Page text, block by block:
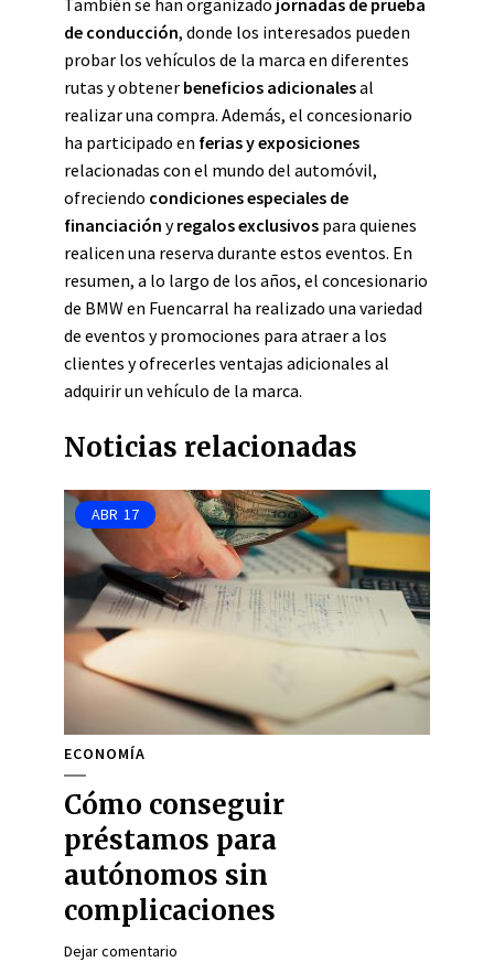
También se han organizado jornadas de prueba
de conducción, donde los interesados pueden
probar los vehículos de la marca en diferentes
rutas y obtener beneficios adicionalesal
realizar una compra. Además, el concesionario
ha participado en ferias y exposiciones
relacionadas con el mundo del automóvil,
ofreciendo condiciones especiales de
financiación yregalos exclusivos para quienes
realicen una reserva durante estos eventos. En
resumen, a lo largo de los años, el concesionario
de BMW en Fuencarral ha realizado una variedad
de eventos y promociones para atraer a los
clientes y ofrecerles ventajas adicionales al
adquirir un vehículo de la marca.
Noticias relacionadas
ABR 17
ECONOMÍA
Cómo conseguir
préstamos para
autónomos sin
complicaciones
Dejar comentario